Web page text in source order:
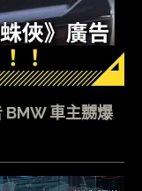
BMW 車主嬲爆